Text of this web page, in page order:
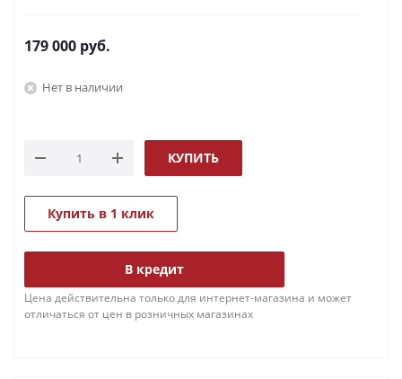
179 000 руб.
Нет в наличии
КУПИТЬ
Купить в 1 клик
В кредит
Цена действительна только для интернет-магазина и может
отличаться от цен в розничных магазинах